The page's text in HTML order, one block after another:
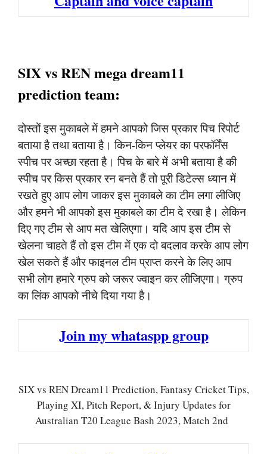
SIX vs REN mega dream11
prediction team:
दोस्तों इस मुकाबले में हमने आपको जिस प्रकार पिच रिपोर्ट
बताया है तथा बताया है। किन-किन प्लेयर का परफॉर्मेंस
स्पीच पर अच्छा रहता है। पिच के बारे में अभी बताया है की
स्पीच पर किस प्रकार रन बनते हैं तो पूरी डिटेल्स ध्यान में
रखते हुए आप लोग जाकर इस मुकाबले का टीम लगा लीजिए
और हमने भी आपको इस मुकाबले का टीम दे रखा है। लेकिन
दिए गए टीम से आप मत खेलिएगा। यदि आप इस टीम से
खेलना चाहते हैं तो इस टीम में एक दो बदलाव करके आप लोग
खेल सकते हैं और फाइनल टीम प्राप्त करने के लिए आप
सभी लोग हमारे ग्रुप को जरूर ज्वाइन कर लीजिएगा। ग्रुप
का लिंक आपको नीचे दिया गया है।
Join my whataspp group
SIX vs REN Dream11 Prediction, Fantasy Cricket Tips,
Playing XI, Pitch Report, & Injury Updates for
Australian T20 League Bash 2023, Match 2nd